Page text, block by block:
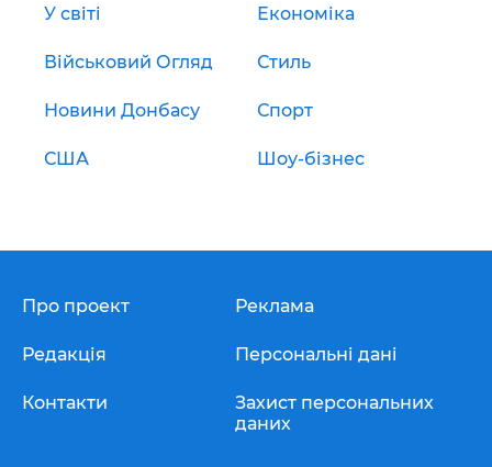
У світі Економіка
Військовий Огляд Стиль
Новини Донбасу Спорт
США Шоу-бізнес
Про проект
Редакція
Контакти
Реклама
Персональні дані
Захист персональних
даних